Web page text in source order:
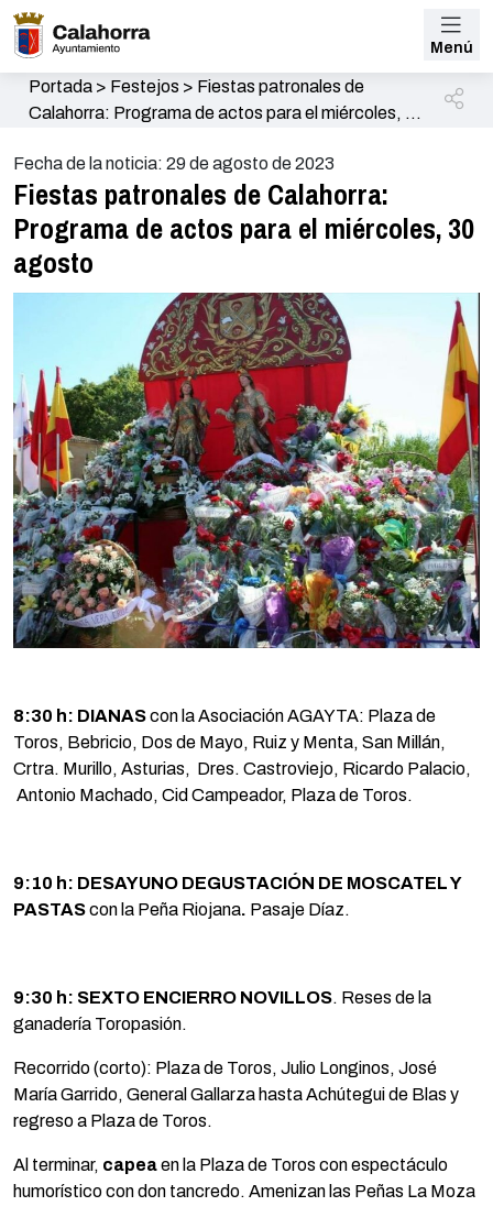
Menú
Portada> Festejos > Fiestas patronales de
Calahorra: Programa de actos para el miércoles, 30
Fecha de la noticia: 29 de agosto de 2023
Fiestas patronales de Calahorra:
Programa de actos para el miércoles, 30
agosto
8:30 h: DIANAScon la Asociación AGAYTA: Plaza de
Toros, Bebricio, Dos de Mayo, Ruiz y Menta, San Millán,
Crtra. Murillo, Asturias, Dres. Castroviejo, Ricardo Palacio,
Antonio Machado, Cid Campeador, Plaza de Toros.
9:10 h: DESAYUNO DEGUSTACIÓN DE MOSCATEL Y
PASTAScon la Peña Riojana. Pasaje Díaz.
9:30 h: SEXTO ENCIERRO NOVILLOS. Reses de la
ganadería Toropasión.
Recorrido (corto): Plaza de Toros, Julio Longinos, José
María Garrido, General Gallarza hasta Achútegui de Blas y
regreso a Plaza de Toros.
Al terminar, capeaen la Plaza de Toros con espectáculo
humorístico con don tancredo. Amenizan las Peñas La Moza